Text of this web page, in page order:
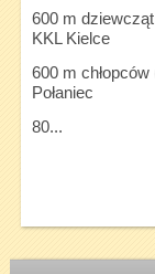
600 m
KKL Kielce
600 m
Połaniec
80...